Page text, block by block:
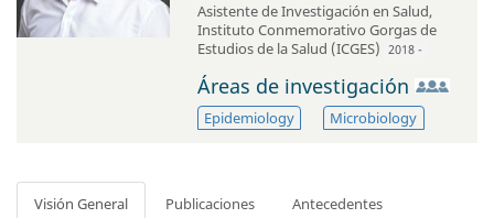
Asistente de Investigación en Salud,
Instituto Conmemorativo Gorgas de
Estudios de la Salud (ICGES) 2018 -
Áreas de investigación
Epidemiology Microbiology
Visión General Publicaciones Antecedentes